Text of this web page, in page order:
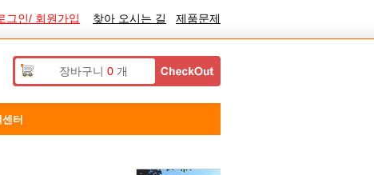
그인/ 회원가입 찾아 오시는 길 제품문제
장바구니 0개
터